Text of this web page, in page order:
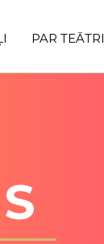
PAR TEĀTRI